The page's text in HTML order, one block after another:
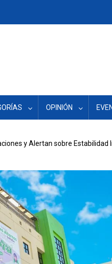
OPINIÓN
y Alertan sobre Estabilidad